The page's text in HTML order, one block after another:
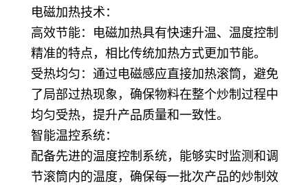
电磁加热技术：
高效节能：电磁加热具有快速升温、温度控制
精准的特点，相比传统加热方式更加节能。
受热均匀：通过电磁感应直接加热滚筒，避免
了局部过热现象，确保物料在整个炒制过程中
均匀受热，提升产品质量和一致性。
智能温控系统：
配备先进的温度控制系统，能够实时监测和调
节滚筒内的温度，确保每一批次产品的炒制效